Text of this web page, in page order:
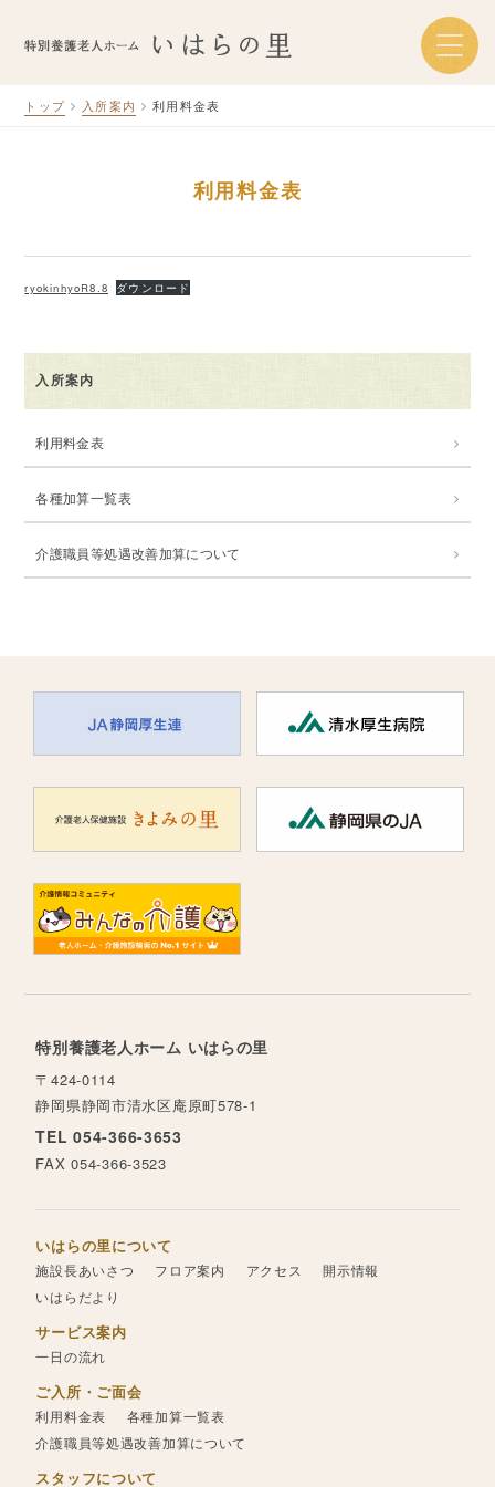
トップ 入所案内 利用料金表
利用料金表
ryokinhyoR8.8 ダウンロード
入所案内
利用料金表
各種加算一覧表
介護職員等処遇改善加算について
特別養護老人ホーム いはらの里
〒424-0114
静岡県静岡市清水区庵原町578-1
TEL 054-366-3653
FAX 054-366-3523
いはらの里について
施設長あいさつ フロア案内 アクセス
開示情報
いはらだより
サービス案内
一日の流れ
ご入所・ご面会
利用料金表
各種加算一覧表
介護職員等処遇改善加算について
スタッフについて